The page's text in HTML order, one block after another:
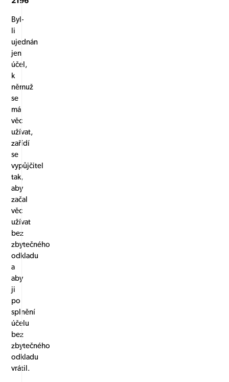
Byl-
li
ujednán
jen
účel,
k
němuž
se
má
věc
užívat,
zařídí
se
vypůjčitel
tak,
aby
začal
věc
užívat
bez
zbytečného
odkladu
a
aby
ji
po
splnění
účelu
bez
zbytečného
odkladu
vrátil.